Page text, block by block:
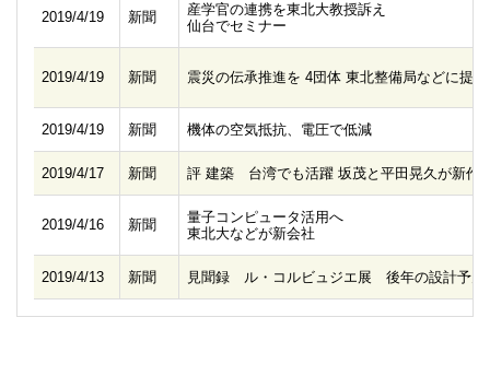
2019/4/19 新聞
産学官の連携を東北大教授訴え
仙台でセミナー
2019/4/19 新聞 震災の伝承推進を 4団体 東北整備局などに提言
2019/4/19 新聞 機体の空気抵抗、電圧で低減
2019/4/17 新聞 評 建築 台湾でも活躍 坂茂と平田晃久が新作
2019/4/16 新聞
量子コンピュータ活用へ
東北大などが新会社
2019/4/13 新聞 見聞録 ル・コルビュジエ展 後年の設計予見